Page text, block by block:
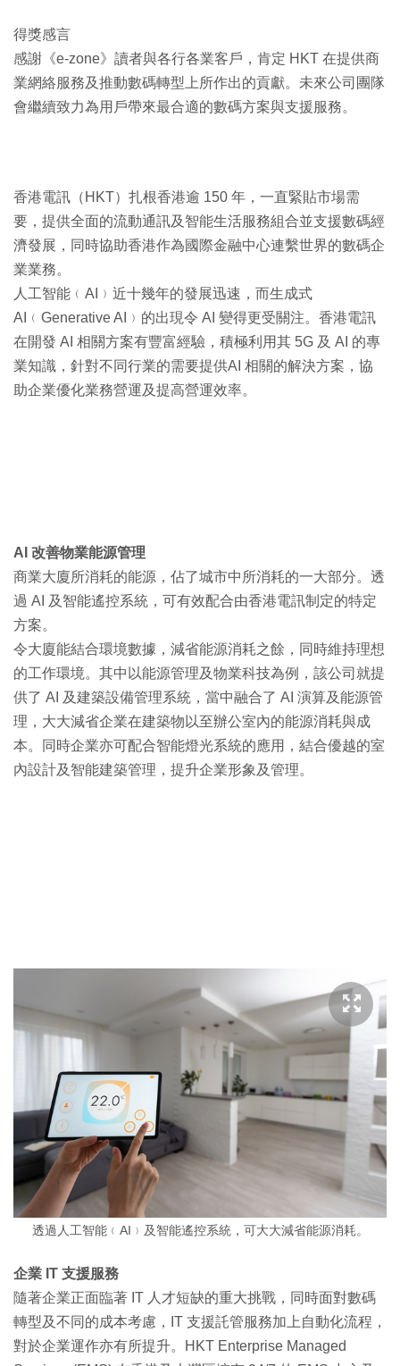
得獎感言
感謝《e-zone》讀者與各行各業客戶，肯定 HKT 在提供商
業網絡服務及推動數碼轉型上所作出的貢獻。未來公司團隊
會繼續致力為用戶帶來最合適的數碼方案與支援服務。
香港電訊（HKT）扎根香港逾 150 年，一直緊貼市場需
要，提供全面的流動通訊及智能生活服務組合並支援數碼經
濟發展，同時協助香港作為國際金融中心連繫世界的數碼企
業業務。
人工智能﹙AI﹚近十幾年的發展迅速，而生成式
AI﹙Generative AI﹚的出現令 AI 變得更受關注。香港電訊
在開發 AI 相關方案有豐富經驗，積極利用其 5G 及 AI 的專
業知識，針對不同行業的需要提供AI 相關的解決方案，協
助企業優化業務營運及提高營運效率。
AI 改善物業能源管理
商業大廈所消耗的能源，佔了城市中所消耗的一大部分。透
過 AI 及智能遙控系統，可有效配合由香港電訊制定的特定
方案。
令大廈能結合環境數據，減省能源消耗之餘，同時維持理想
的工作環境。其中以能源管理及物業科技為例，該公司就提
供了 AI 及建築設備管理系統，當中融合了 AI 演算及能源管
理，大大減省企業在建築物以至辦公室內的能源消耗與成
本。同時企業亦可配合智能燈光系統的應用，結合優越的室
內設計及智能建築管理，提升企業形象及管理。
透過人工智能﹙AI﹚及智能遙控系統，可大大減省能源消耗。
企業 IT 支援服務
隨著企業正面臨著 IT 人才短缺的重大挑戰，同時面對數碼
轉型及不同的成本考慮，IT 支援託管服務加上自動化流程，
對於企業運作亦有所提升。HKT Enterprise Managed